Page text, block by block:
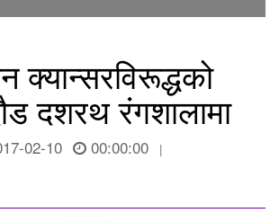
क्यान्सरविरूद्धको
दशरथ रंगशालामा
02-10 00:00:00 |